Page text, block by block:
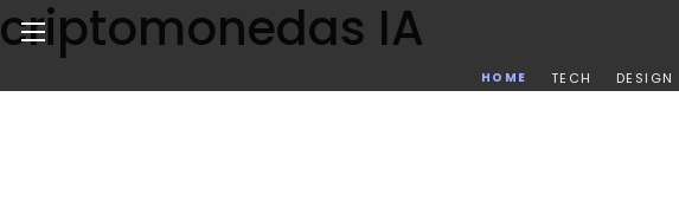
Skip
to
content
Noticias de negocios, innovación, tecnología y diseño
HOME TECH DESIGN
criptomonedas IA